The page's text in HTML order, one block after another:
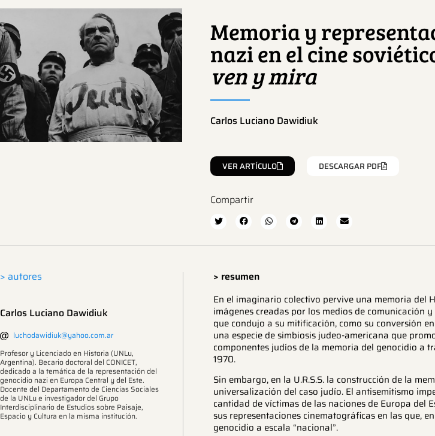
Memoria y
nazi en el cine
ven y mira
Carlos Luciano Dawidiuk
VER ARTÍCULO DESCARGAR PDF
Compartir
> autores
Carlos Luciano Dawidiuk
luchodawidiuk@yahoo.com.ar
Profesor y Licenciado en Historia (UNLu,
Argentina). Becario doctoral del CONICET,
dedicado a la temática de la representación del
genocidio nazi en Europa Central y del Este.
Docente del Departamento de Ciencias Sociales
de la UNLu e investigador del Grupo
Interdisciplinario de Estudios sobre Paisaje,
Espacio y Cultura en la misma institución.
> resumen
En el imaginario colectivo pervive una memoria del
imágenes creadas por los medios de comunicación
que condujo a su mitificación, como su conversión
una especie de simbiosis judeo-americana que
componentes judíos de la memoria del genocidio a
1970.
Sin embargo, en la U.R.S.S. la construcción de la
universalización del caso judío. El antisemitismo
cantidad de víctimas de las naciones de Europa del
sus representaciones cinematográficas en las que,
genocidio a escala “nacional”.